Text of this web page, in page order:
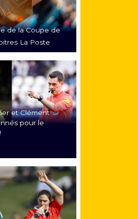
de la Coupe de
La Poste
et Clément
pour le